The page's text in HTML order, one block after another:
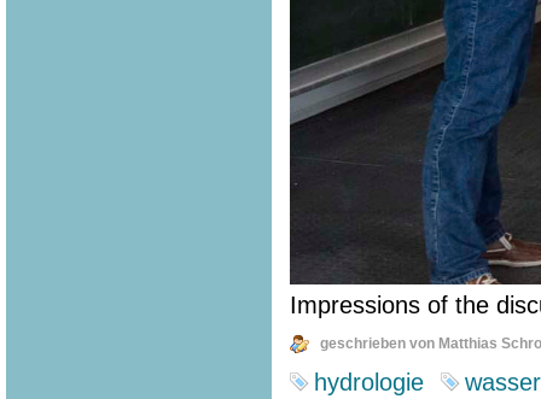
Impressions of the
geschrieben von Matthias
hydrologie wasser